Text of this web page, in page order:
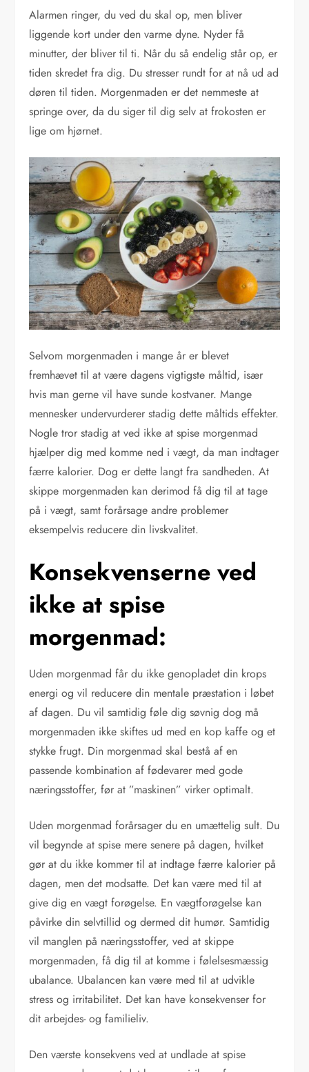
Alarmen ringer, du ved du skal op, men bliver
liggende kort under den varme dyne. Nyder få
minutter, der bliver til ti. Når du så endelig står op, er
tiden skredet fra dig. Du stresser rundt for at nå ud ad
døren til tiden. Morgenmaden er det nemmeste at
springe over, da du siger til dig selv at frokosten er
lige om hjørnet.
Selvom morgenmaden i mange år er blevet
fremhævet til at være dagens vigtigste måltid, især
hvis man gerne vil have sunde kostvaner. Mange
mennesker undervurderer stadig dette måltids effekter.
Nogle tror stadig at ved ikke at spise morgenmad
hjælper dig med komme ned i vægt, da man indtager
færre kalorier. Dog er dette langt fra sandheden. At
skippe morgenmaden kan derimod få dig til at tage
på i vægt, samt forårsage andre problemer
eksempelvis reducere din livskvalitet.
Konsekvenserne ved
ikke at spise
morgenmad:
Uden morgenmad får du ikke genopladet din krops
energi og vil reducere din mentale præstation i løbet
af dagen. Du vil samtidig føle dig søvnig dog må
morgenmaden ikke skiftes ud med en kop kaffe og et
stykke frugt. Din morgenmad skal bestå af en
passende kombination af fødevarer med gode
næringsstoffer, før at ”maskinen” virker optimalt.
Uden morgenmad forårsager du en umættelig sult. Du
vil begynde at spise mere senere på dagen, hvilket
gør at du ikke kommer til at indtage færre kalorier på
dagen, men det modsatte. Det kan være med til at
give dig en vægt forøgelse. En vægtforøgelse kan
påvirke din selvtillid og dermed dit humør. Samtidig
vil manglen på næringsstoffer, ved at skippe
morgenmaden, få dig til at komme i følelsesmæssig
ubalance. Ubalancen kan være med til at udvikle
stress og irritabilitet. Det kan have konsekvenser for
dit arbejdes- og familieliv.
Den værste konsekvens ved at undlade at spise